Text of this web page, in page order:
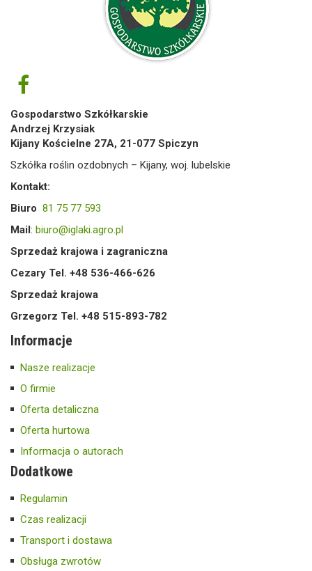
Gospodarstwo Szkółkarskie
Andrzej Krzysiak
Kijany Kościelne 27A, 21-077 Spiczyn
Szkółka roślin ozdobnych – Kijany, woj. lubelskie
Kontakt:
Biuro 81 75 77 593
Mail: biuro@iglaki.agro.pl
Sprzedaż krajowa i zagraniczna
Cezary Tel. +48 536-466-626
Sprzedaż krajowa
Grzegorz Tel. +48 515-893-782
Informacje
Nasze realizacje
O firmie
Oferta detaliczna
Oferta hurtowa
Informacja o autorach
Dodatkowe
Regulamin
Czas realizacji
Transport i dostawa
Obsługa zwrotów